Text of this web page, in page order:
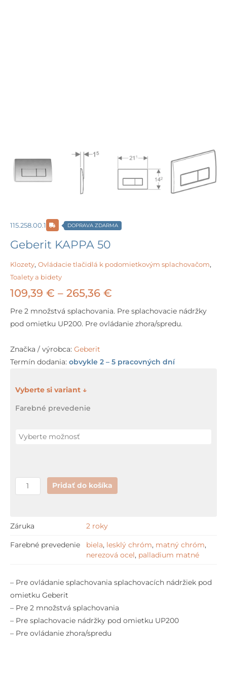
115.258.00.1 DOPRAVA ZDARMA
Geberit KAPPA 50
Klozety, Ovládacie tlačidlá k podomietkovým splachovačom,
Toalety a bidety
109,39 € – 265,36 €
range:
109,39 €
265,36 €
Pre 2 množstvá splachovania. Pre splachovacie nádržky
pod omietku UP200. Pre ovládanie zhora/spredu.
Značka / výrobca: Geberit
Termín dodania: obvykle 2 – 5 pracovných dní
Farebné prevedenie
množstvo
Pridať do košíka
Záruka 2 roky
Farebné prevedenie biela, lesklý chróm, matný chróm,
nerezová ocel, palladium matné
– Pre ovládanie splachovania splachovacích nádržiek pod
omietku Geberit
– Pre 2 množstvá splachovania
– Pre splachovacie nádržky pod omietku UP200
– Pre ovládanie zhora/spredu